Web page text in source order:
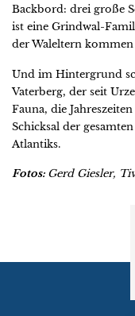
Backbord: drei große
ist eine Grindwal-
der Waleltern
Und im Hintergrund
Vaterberg, der seit
Fauna, die
Schicksal der
Atlantiks.
Fotos: Gerd Giesler,